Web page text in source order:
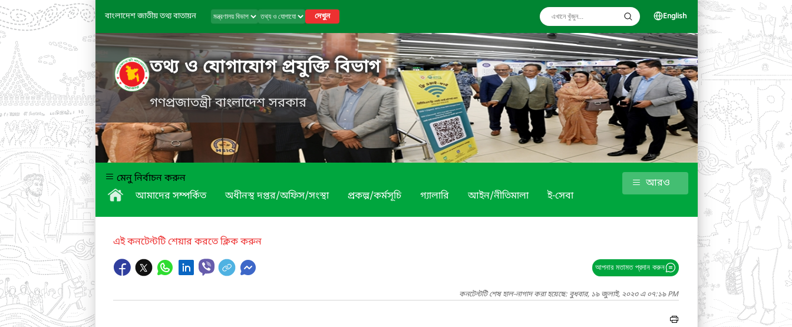
বাংলাদেশ জাতীয় তথ্য বাতায়ন দেখুন English
তথ্য ও যোগাযোগ প্রযুক্তি বিভাগ
গণপ্রজাতন্ত্রী বাংলাদেশ সরকার
মেনু নির্বাচন করুন
আমাদের সম্পর্কিত
অধীনস্থ দপ্তর/অফিস/সংস্থা প্রকল্প/কর্মসূচি গ্যালারি আইন/নীতিমালা ই-সেবা
আরও
এই কনটেন্টটি শেয়ার করতে ক্লিক করুন
আপনার মতামত প্রদান করুন
কনটেন্টটি শেষ হাল-নাগাদ করা হয়েছে: বুধবার, ১৯ জুলাই, ২০২৩ এ ০৭:১৯ PM